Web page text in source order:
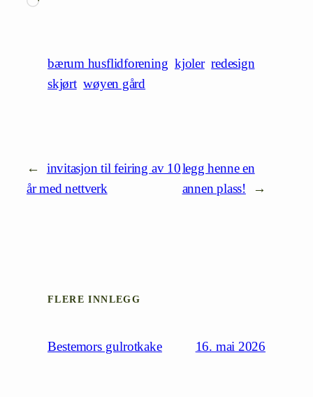
bærum husflidforening kjoler redesign
skjørt wøyen gård
←
invitasjon til feiring av 10
år med nettverk
legg henne en
annen plass!
→
FLERE INNLEGG
Bestemors gulrotkake 16. mai 2026